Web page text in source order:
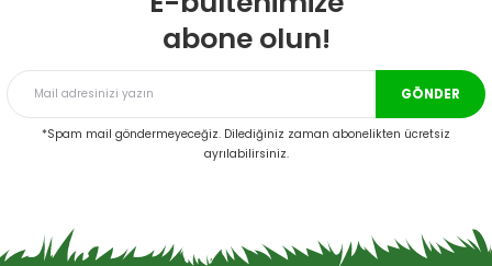
Ürün bilgilerinde hatalar bulunuyor.
Bu ürüne benzer farklı alternatifler olmalı.
Gönder
abone olun!
GÖNDER
*Spam mail göndermeyeceğiz. Dilediğiniz zaman abonelikten ücretsiz
ayrılabilirsiniz.